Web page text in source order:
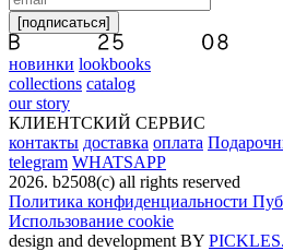
[подписаться]
новинки lookbooks
collections catalog
our story
КЛИЕНТСКИЙ СЕРВИС
контакты доставка оплата
telegram WHATSAPP
2026. b2508(с) all rights reserved
Политика конфиденциальности
Использование cookie
design and development BY